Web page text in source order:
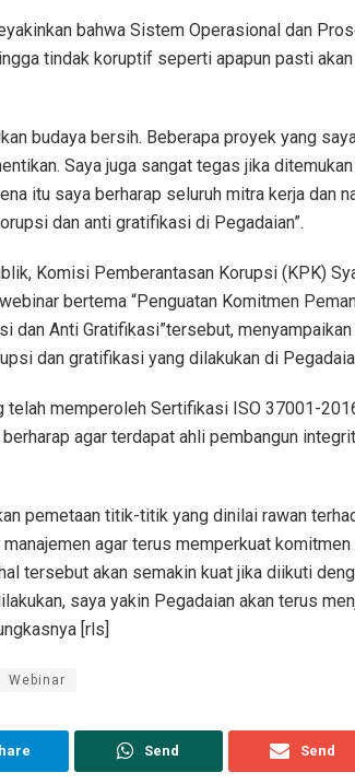
bahwa Sistem Operasional dan
tindak koruptif seperti apapun pasti akan
budaya bersih. Beberapa proyek yang
Saya juga sangat tegas jika
itu saya berharap seluruh mitra kerja dan
dan anti gratifikasi di Pegadaian”.
Komisi Pemberantasan Korupsi (KPK)
bertema “Penguatan Komitmen
dan Anti Gratifikasi”tersebut,
dan gratifikasi yang dilakukan di
memperoleh Sertifikasi ISO 37001-
agar terdapat ahli pembangun
pemetaan titik-titik yang dinilai rawan
agar terus memperkuat
tersebut akan semakin kuat jika diikuti
saya yakin Pegadaian akan terus
[rls]
Webinar
Send Send